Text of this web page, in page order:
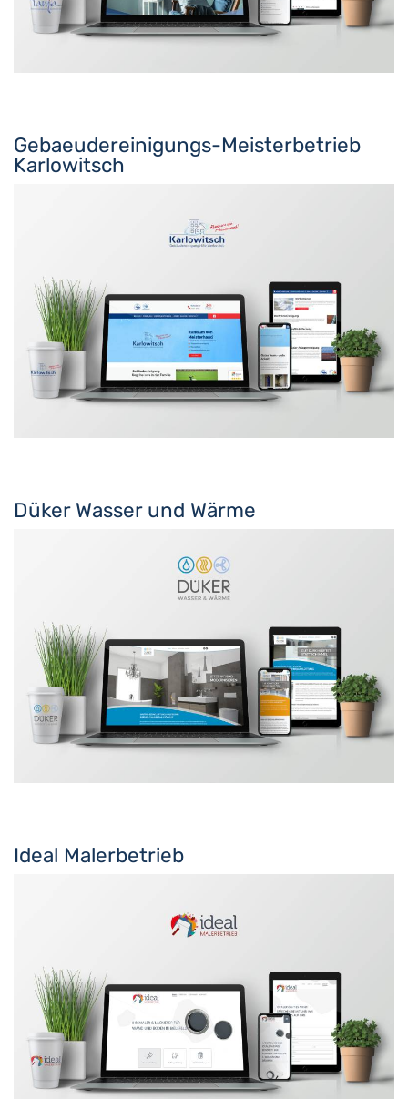
Gebaeudereinigungs-Meisterbetrieb
Karlowitsch
Düker Wasser und Wärme
Ideal Malerbetrieb